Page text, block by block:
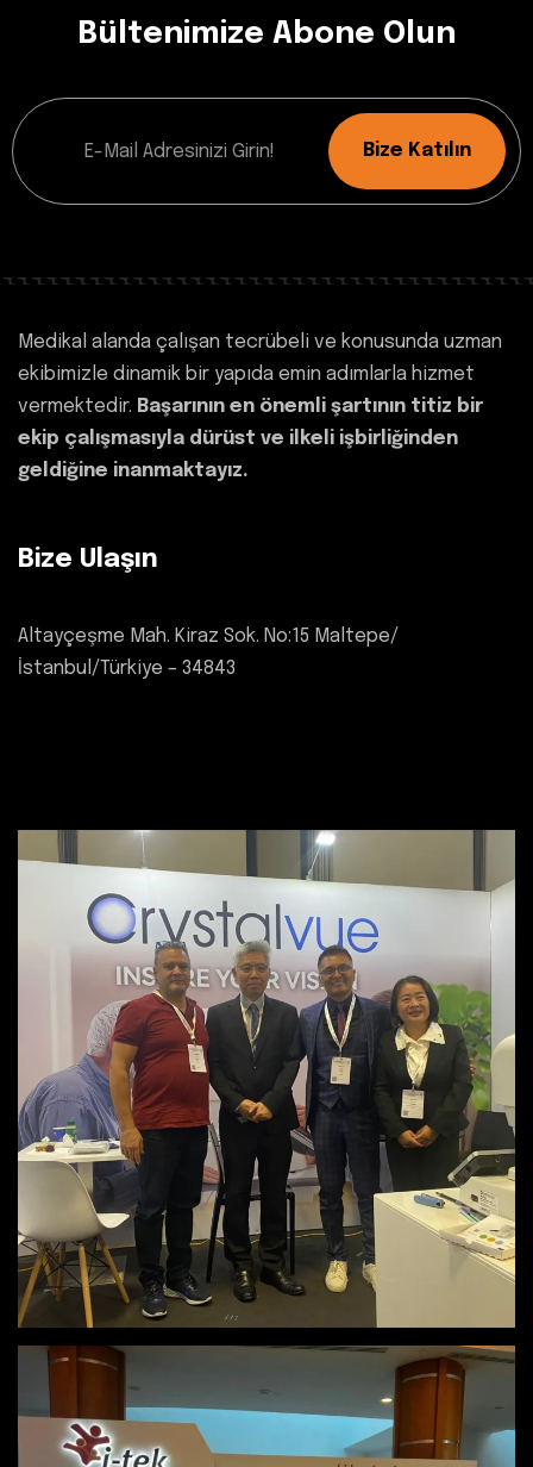
Bültenimize Abone Olun
Bize Katılın
Medikal alanda çalışan tecrübeli ve konusunda uzman
ekibimizle dinamik bir yapıda emin adımlarla hizmet
vermektedir. Başarının en önemli şartının titiz bir
ekip çalışmasıyla dürüst ve ilkeli işbirliğinden
geldiğine inanmaktayız.
Bize Ulaşın
Altayçeşme Mah. Kiraz Sok. No:15 Maltepe/
İstanbul/Türkiye – 34843